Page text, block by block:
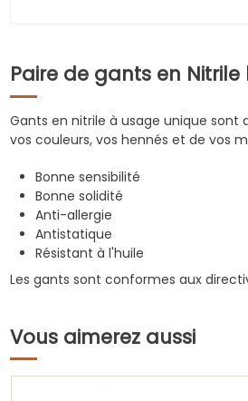
Paire de gants en Nitrile
Gants en nitrile à usage unique sont
vos couleurs, vos hennés et de vos
Bonne sensibilité
Bonne solidité
Anti-allergie
Antistatique
Résistant à l'huile
Les gants sont conformes aux
Vous aimerez aussi